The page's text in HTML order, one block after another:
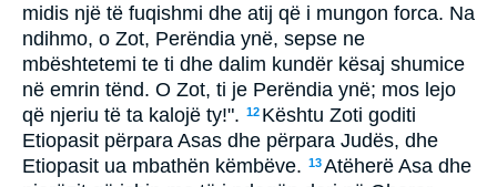
midis një të fuqishmi dhe atij që i mungon forca. Na
ndihmo, o Zot, Perëndia ynë, sepse ne
mbështetemi te ti dhe dalim kundër kësaj shumice
në emrin tënd. O Zot, ti je Perëndia ynë; mos lejo
që njeriu të ta kalojë ty!". 12 Kështu Zoti goditi
Etiopasit përpara Asas dhe përpara Judës, dhe
Etiopasit ua mbathën këmbëve. 13Atëherë Asa dhe